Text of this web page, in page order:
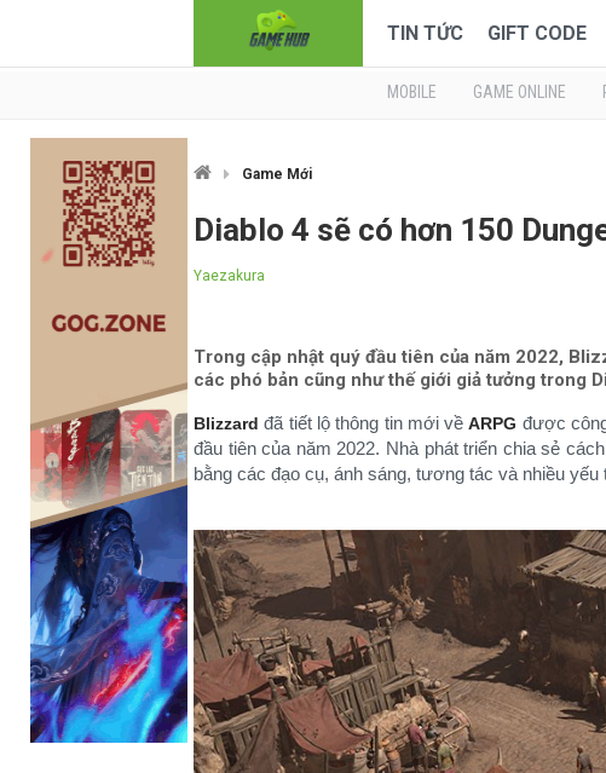
TIN TỨC GIFT CODE
MOBILE GAME ONLINE
Game Mới
Diablo 4 sẽ có hơn 150
Yaezakura
Trong cập nhật quý đầu tiên của năm 2022,
các phó bản cũng như thế giới giả tưởng trong
Blizzard đã tiết lộ thông tin mới vềARPG được
đầu tiên của năm 2022. Nhà phát triển chia sẻ
bằng các đạo cụ, ánh sáng, tương tác và nhiều yếu